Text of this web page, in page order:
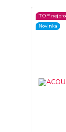
TOP
Novinka